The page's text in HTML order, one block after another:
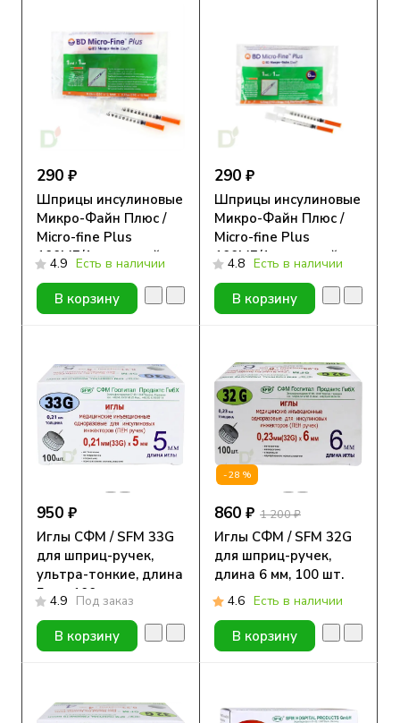
290 ₽
Шприцы инсулиновые
Микро-Файн Плюс /
Micro-fine Plus
100МЕ/1мл с иглой
29G (0.33мм*12.7мм),
10 шт.
4.9 Есть в наличии
В корзину
290 ₽
Шприцы инсулиновые
Микро-Файн Плюс /
Micro-fine Plus
100МЕ/1мл с иглой
31G (0.25мм*6мм), 10
шт.
4.8 Есть в наличии
В корзину
950 ₽
Иглы СФМ / SFM 33G
для шприц-ручек,
ультра-тонкие, длина
5 мм, 100 шт.
4.9 Под заказ
В корзину
-28%
860 ₽ 1 200 ₽
Иглы СФМ / SFM 32G
для шприц-ручек,
длина 6 мм, 100 шт.
4.6 Есть в наличии
В корзину